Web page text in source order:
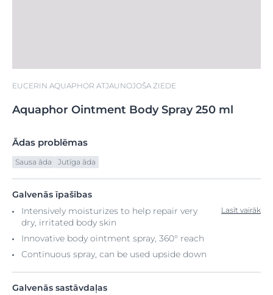
EUCERIN AQUAPHOR ATJAUNOJOŠA ZIEDE
Aquaphor Ointment Body Spray 250 ml
Ādas problēmas
Sausa āda Jutīga āda
Galvenās īpašības
Intensively moisturizes to help repair very
dry, irritated body skin
Innovative body ointment spray, 360° reach
Continuous spray, can be used upside down
Lasīt vairāk
Galvenās sastāvdaļas